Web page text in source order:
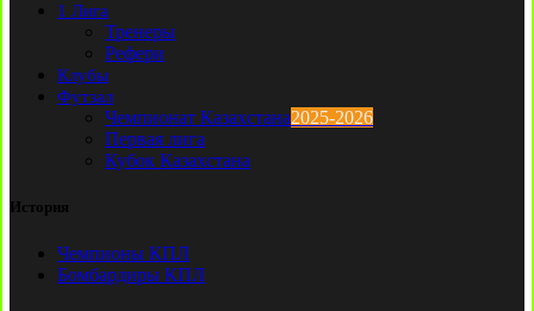
1 Лига
Тренеры
Рефери
Клубы
Футзал
Чемпионат Казахстана2025-2026
Первая лига
Кубок Казахстана
История
Чемпионы КПЛ
Бомбардиры КПЛ